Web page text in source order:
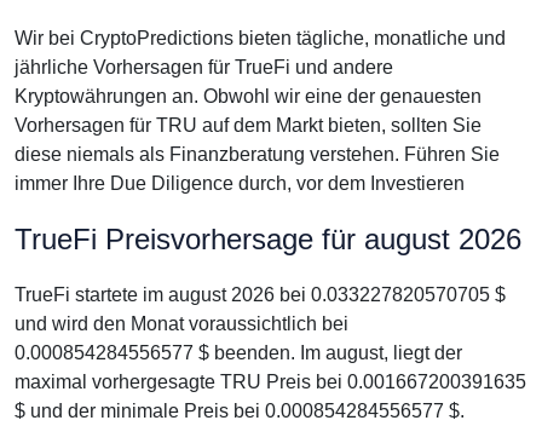
Wir bei CryptoPredictions bieten tägliche, monatliche und
jährliche Vorhersagen für TrueFi und andere
Kryptowährungen an. Obwohl wir eine der genauesten
Vorhersagen für TRU auf dem Markt bieten, sollten Sie
diese niemals als Finanzberatung verstehen. Führen Sie
immer Ihre Due Diligence durch, vor dem Investieren
TrueFi Preisvorhersage für august 2026
TrueFi startete im august 2026 bei 0.033227820570705 $
und wird den Monat voraussichtlich bei
0.000854284556577 $ beenden. Im august, liegt der
maximal vorhergesagte TRU Preis bei 0.001667200391635
$ und der minimale Preis bei 0.000854284556577 $.